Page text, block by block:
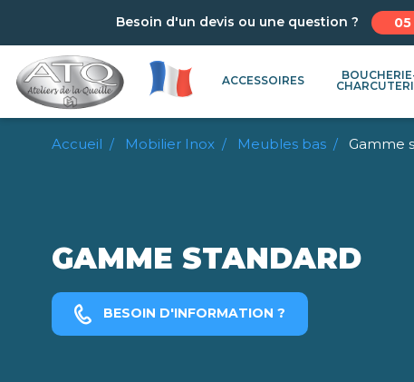
Besoin d'un devis ou une question ? 05
ACCESSOIRES
Accueil Mobilier Inox Meubles bas Gamme
GAMME STANDARD
BESOIN D'INFORMATION ?